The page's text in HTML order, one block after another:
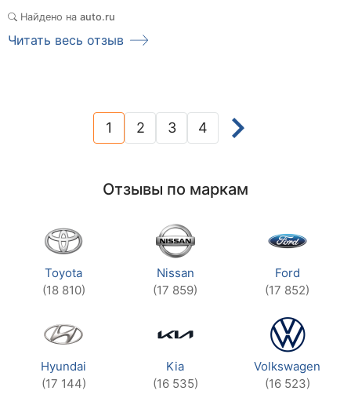
Найдено на auto.ru
Читать весь отзыв
1(current)
2 3 4
Отзывы по маркам
Toyota
(18 810)
Nissan
(17 859)
Ford
(17 852)
Hyundai
(17 144)
Kia
(16 535)
Volkswagen
(16 523)